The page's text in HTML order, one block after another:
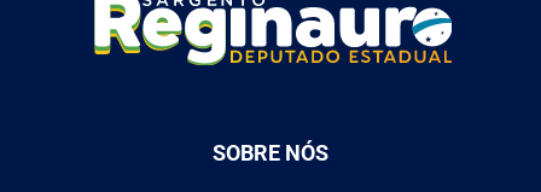
SOBRE NÓS